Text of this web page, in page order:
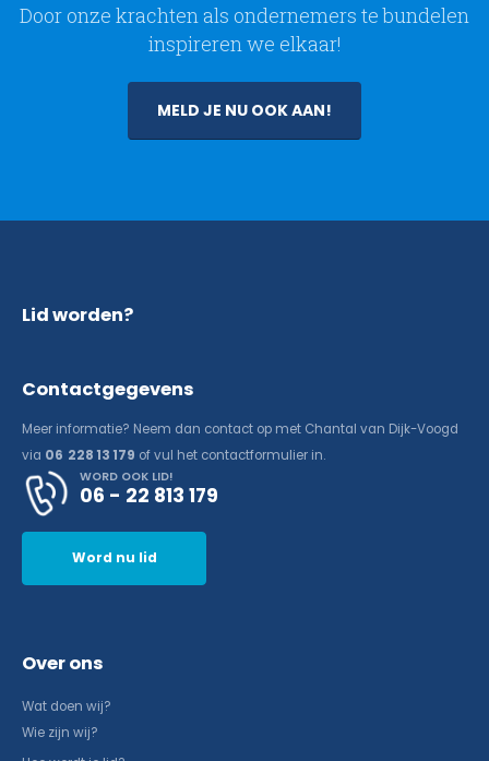
Door onze krachten als ondernemers te bundelen
inspireren we elkaar!
MELD JE NU OOK AAN!
Lid worden?
Contactgegevens
Meer informatie? Neem dan contact op met Chantal van Dijk-Voogd
via 06 228 13 179 of vul het contactformulier in.
WORD OOK LID!
06 - 22 813 179
Word nu lid
Over ons
Wat doen wij?
Wie zijn wij?